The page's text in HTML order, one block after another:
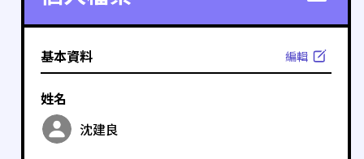
基本資料 編輯
姓名
沈建良